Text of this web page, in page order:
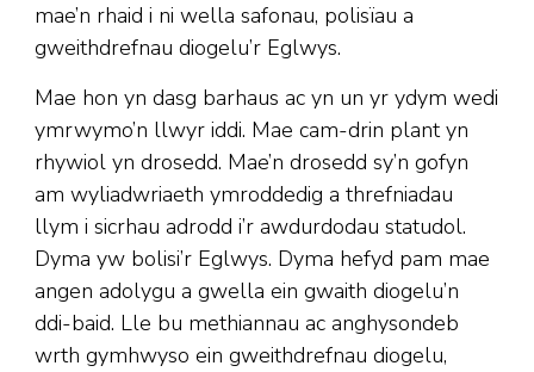
mae’n rhaid i ni wella safonau, polisïau a
gweithdrefnau diogelu’r Eglwys.
Mae hon yn dasg barhaus ac yn un yr ydym wedi
ymrwymo’n llwyr iddi. Mae cam-drin plant yn
rhywiol yn drosedd. Mae’n drosedd sy’n gofyn
am wyliadwriaeth ymroddedig a threfniadau
llym i sicrhau adrodd i’r awdurdodau statudol.
Dyma yw bolisi’r Eglwys. Dyma hefyd pam mae
angen adolygu a gwella ein gwaith diogelu’n
ddi-baid. Lle bu methiannau ac anghysondeb
wrth gymhwyso ein gweithdrefnau diogelu,